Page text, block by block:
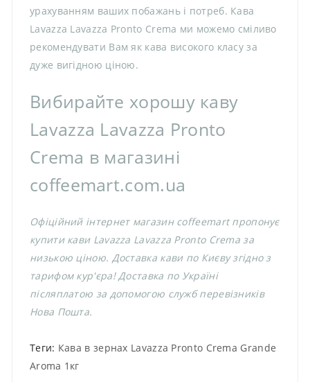
урахуванням ваших побажань і потреб. Кава
Lavazza Lavazza Pronto Crema ми можемо сміливо
рекомендувати Вам як кава високого класу за
дуже вигідною ціною.
Вибирайте хорошу каву
Lavazza Lavazza Pronto
Crema в магазині
coffeemart.com.ua
Офіційний інтернет магазин coffeemart пропонує
купити кави Lavazza Lavazza Pronto Crema за
низькою ціною. Доставка кави по Києву згідно з
тарифом кур'єра! Доставка по Україні
післяплатою за допомогою служб перевізників
Нова Пошта.
Теги: Кава в зернах Lavazza Pronto Crema Grande
Aroma 1кг